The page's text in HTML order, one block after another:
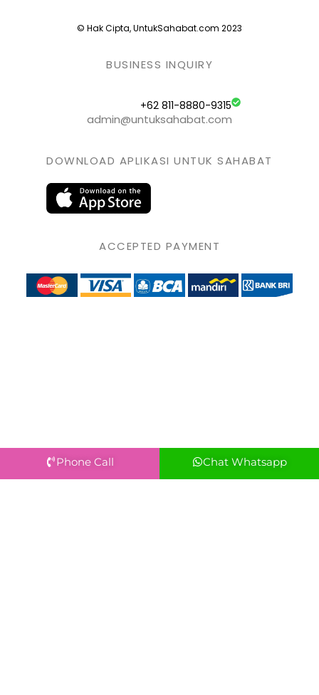
© Hak Cipta, UntukSahabat.com 2023
BUSINESS INQUIRY
+62 811-8880-9315
admin@untuksahabat.com
DOWNLOAD APLIKASI UNTUK SAHABAT
ACCEPTED PAYMENT
Phone Call Chat Whatsapp